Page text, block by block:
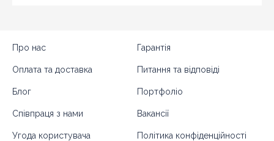
Про нас Гарантія
Оплата та доставка Питання та відповіді
Блог Портфоліо
Співпраця з нами Вакансії
Угода користувача Політика конфіденційності